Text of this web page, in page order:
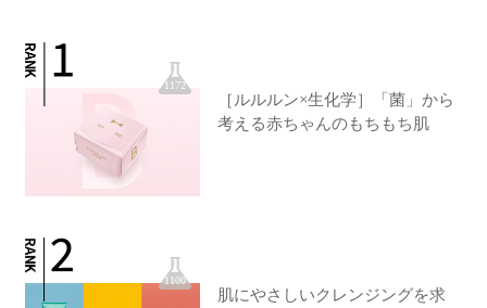
1172
［ルルルン×生化学］「菌」から
考える赤ちゃんのもちもち肌
1100
肌にやさしいクレンジングを求